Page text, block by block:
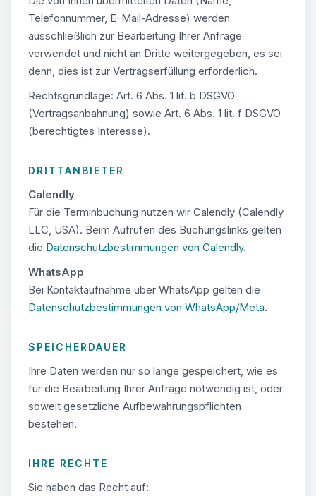
Telefonnummer, E-Mail-Adresse) werden
ausschließlich zur Bearbeitung Ihrer Anfrage
verwendet und nicht an Dritte weitergegeben, es sei
denn, dies ist zur Vertragserfüllung erforderlich.
Rechtsgrundlage: Art. 6 Abs. 1 lit. b DSGVO
(Vertragsanbahnung) sowie Art. 6 Abs. 1 lit. f DSGVO
(berechtigtes Interesse).
DRITTANBIETER
Calendly
Für die Terminbuchung nutzen wir Calendly (Calendly
LLC, USA). Beim Aufrufen des Buchungslinks gelten
die Datenschutzbestimmungen von Calendly.
WhatsApp
Bei Kontaktaufnahme über WhatsApp gelten die
Datenschutzbestimmungen von WhatsApp/Meta.
SPEICHERDAUER
Ihre Daten werden nur so lange gespeichert, wie es
für die Bearbeitung Ihrer Anfrage notwendig ist, oder
soweit gesetzliche Aufbewahrungspflichten
bestehen.
IHRE RECHTE
Sie haben das Recht auf: